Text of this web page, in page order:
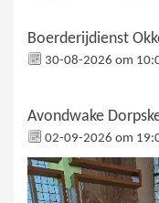
Boerderijdienst
30-08-2026 om
Avondwake
02-09-2026 om